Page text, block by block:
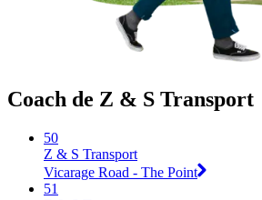
Coach de Z & S Transport
50
Z & S Transport
Vicarage Road - The Point
51